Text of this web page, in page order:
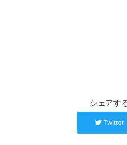
シェアす
Twitter